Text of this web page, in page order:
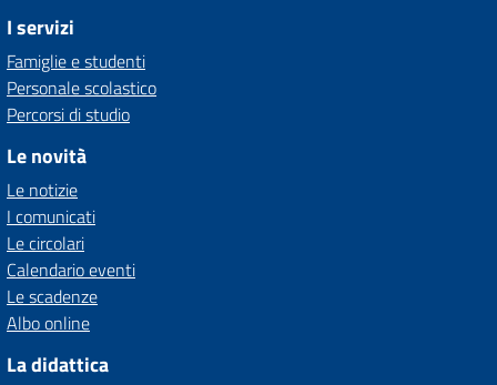
I servizi
Famiglie e studenti
Personale scolastico
Percorsi di studio
Le novità
Le notizie
I comunicati
Le circolari
Calendario eventi
Le scadenze
Albo online
La didattica